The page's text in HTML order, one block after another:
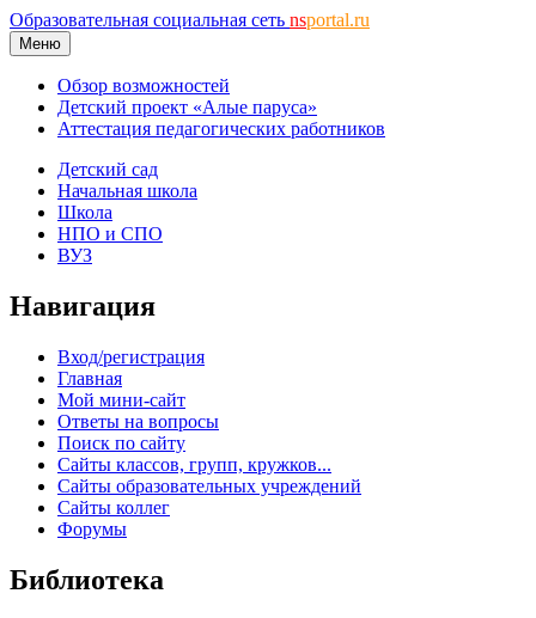
Образовательная социальная сеть nsportal.ru
Меню
Обзор возможностей
Детский проект «Алые паруса»
Аттестация педагогических работников
Детский сад
Начальная школа
Школа
НПО и СПО
ВУЗ
Навигация
Вход/регистрация
Главная
Мой мини-сайт
Ответы на вопросы
Поиск по сайту
Сайты классов, групп, кружков...
Сайты образовательных учреждений
Сайты коллег
Форумы
Библиотека